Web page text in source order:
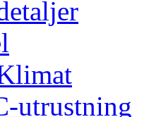
utrustning